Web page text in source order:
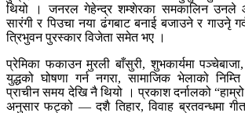
थियो । जनरल गेहेन्द्र शम्शेरका समकालिन उनले
सारंगी र पिउचा नया ढंगबाट बनाई बजाउने र गाउनृे
त्रिभुवन पुरस्कार विजेता समेत भए ।
प्रेमिका फकाउन मुरली बाँसुरी, शुभकार्यमा
युद्धको घोषणा गर्न नगरा, सामाजिक भेलाको
प्राचीन समय देखि नै थियो । प्रकाश दर्नालको
अनुसार फट्को — दशै तिहार, विवाह ब्रतवन्धमा